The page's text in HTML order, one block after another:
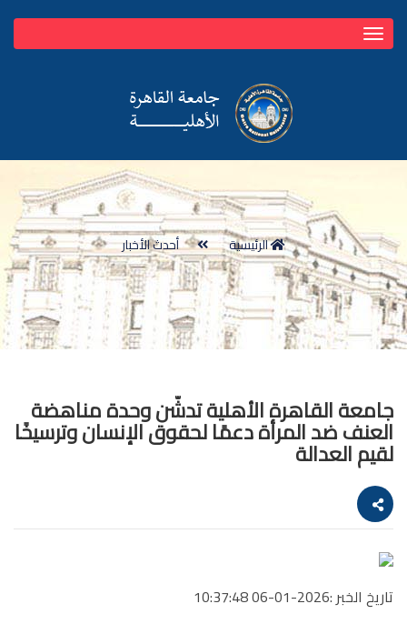
navigation
الرئيسية أحدث الأخبار
جامعة القاهرة الأهلية تدشّن وحدة مناهضة
العنف ضد المرأة دعمًا لحقوق الإنسان وترسيخًا
لقيم العدالة‎
تاريخ الخبر :2026-01-06 10:37:48